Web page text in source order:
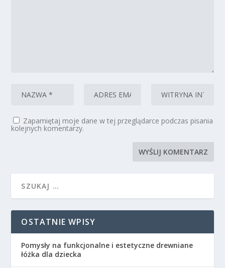
Zapamiętaj moje dane w tej przeglądarce podczas pisania
kolejnych komentarzy.
OSTATNIE WPISY
Pomysły na funkcjonalne i estetyczne drewniane
łóżka dla dziecka